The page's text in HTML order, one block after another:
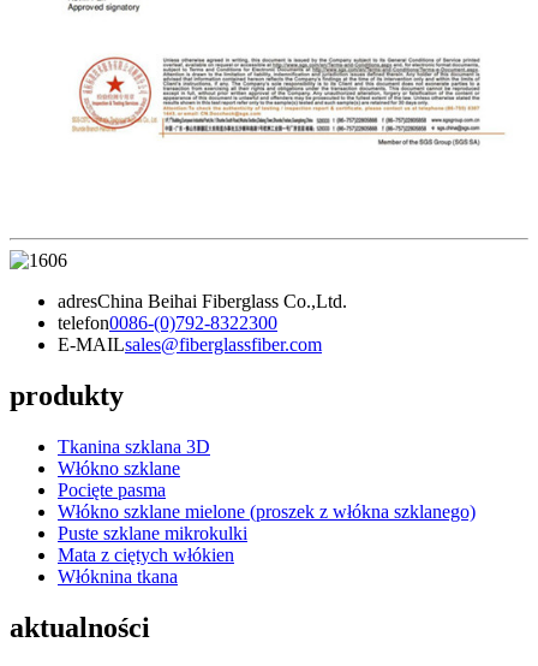
adresChina Beihai Fiberglass Co.,Ltd.
telefon0086-(0)792-8322300
E-MAILsales@fiberglassfiber.com
produkty
Tkanina szklana 3D
Włókno szklane
Pocięte pasma
Włókno szklane mielone (proszek z włókna szklanego)
Puste szklane mikrokulki
Mata z ciętych włókien
Włóknina tkana
aktualności